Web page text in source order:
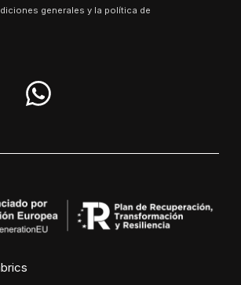
generales y la política de